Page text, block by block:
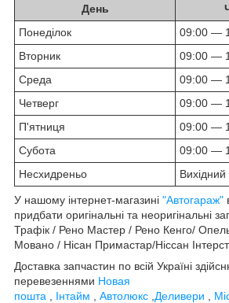
День
Понеділок
09:00 —
Вторник
09:00 —
Среда
09:00 —
Четверг
09:00 —
П'ятниця
09:00 —
Субота
09:00 —
Несхидреньо
Вихідний
У нашому інтернет-магазині "Автогараж"
придбати оригінальні та неоригінальні
Трафік / Рено Мастер / Рено Кенго/
Мовано / Нісан Примастар/Ніссан
Доставка запчастин по всій Україні
перевезеннями Новая
пошта
Інтайм Автолюкс Деливери